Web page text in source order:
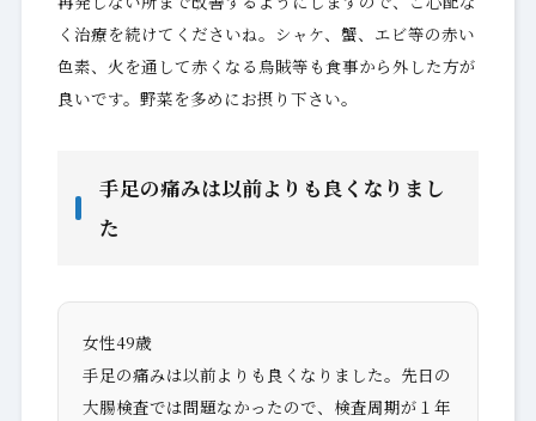
く治療を続けてくださいね。シャケ、蟹、エビ等の赤い
色素、火を通して赤くなる烏賊等も食事から外した方が
良いです。野菜を多めにお摂り下さい。
手足の痛みは以前よりも良くなりまし
た
女性49歳
手足の痛みは以前よりも良くなりました。先日の
大腸検査では問題なかったので、検査周期が１年